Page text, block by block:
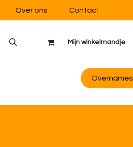
Over ons Contact
Mijn winkelmandje
Overnames